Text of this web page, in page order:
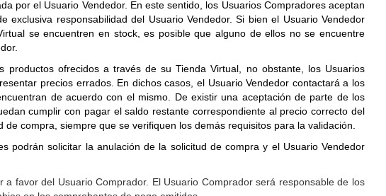
por el Usuario Vendedor. En este sentido, los Usuarios Compradores aceptan
responsabilidad del Usuario Vendedor. Si bien el Usuario Vendedor
se encuentren en stock, es posible que alguno de ellos no se encuentre
ofrecidos a través de su Tienda Virtual, no obstante, los Usuarios
precios errados. En dichos casos, el Usuario Vendedor contactará a los
de acuerdo con el mismo. De existir una aceptación de parte de los
cumplir con pagar el saldo restante correspondiente al precio correcto del
compra, siempre que se verifiquen los demás requisitos para la validación.
podrán solicitar la anulación de la solicitud de compra y el Usuario Vendedor
favor del Usuario Comprador. El Usuario Comprador será responsable de los